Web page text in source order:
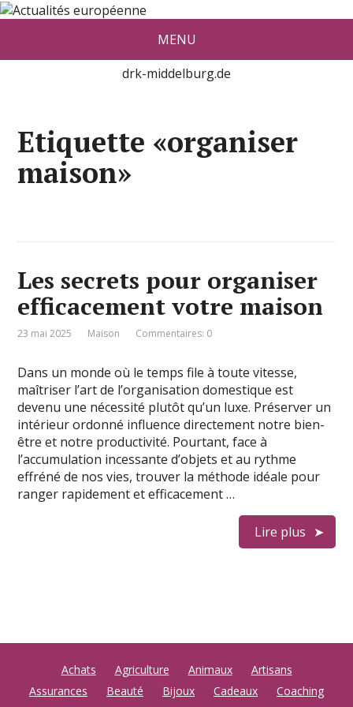
Actualité européenne vue par De
red Konrad Middelburg
drk-middelburg.de
MENU
Etiquette «organiser
maison»
Les secrets pour organiser
efficacement votre maison
23 mai 2025 Maison Commentaires: 0
Dans un monde où le temps file à toute vitesse,
maîtriser l’art de l’organisation domestique est
devenu une nécessité plutôt qu’un luxe. Préserver un
intérieur ordonné influence directement notre bien-
être et notre productivité. Pourtant, face à
l’accumulation incessante d’objets et au rythme
effréné de nos vies, trouver la méthode idéale pour
ranger rapidement et efficacement …
Lire plus
Achats Agriculture Animaux
Artisans
Assurances
Beauté Bijoux Cadeaux
Coaching